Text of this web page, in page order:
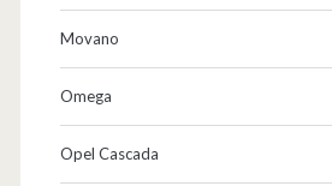
Movano
Omega
Opel Cascada